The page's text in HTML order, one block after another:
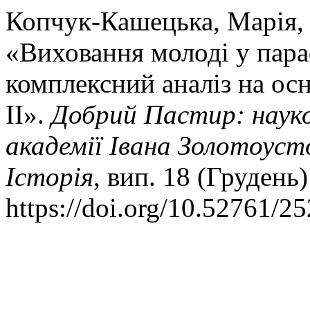
Копчук-Кашецька,
«Виховання молоді у
комплексний аналіз на
ІІ».Добрий Пастир:
академії Івана
Історія, вип. 18
https://doi.org/10.52761/